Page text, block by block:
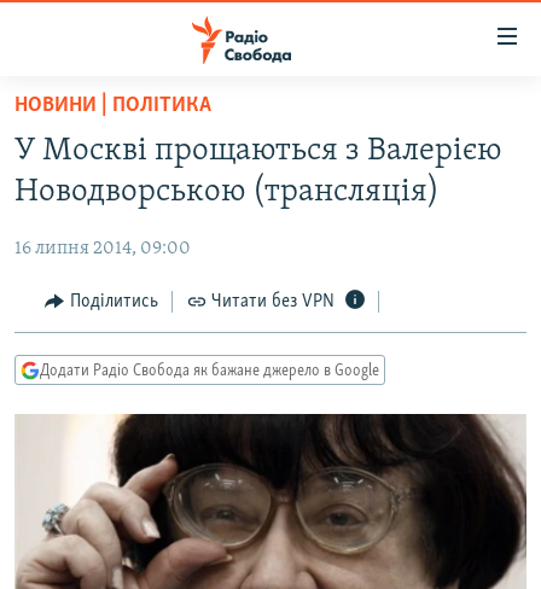
Перейти
основного
матеріалу
до
навігації
Перейти
до
ПОЛІТИКА
ЕКОНОМІКА
КУЛЬТУРА
СВІТ
ВІЙНА
РОСІЙСЬКА «ФІЛЬТРАЦІЯ»
КРИМ.РЕАЛІЇ
КИТАЙ.ВИКЛИКИ
МУЛЬТИМЕДІА
НОВИНИ | ПОЛІТИКА
У Москві прощаються з Валерією
Новодворською (трансляція)
16 липня 2014, 09:00
Поділитись Читати без VPN
Додати Радіо Свобода як бажане джерело в Google